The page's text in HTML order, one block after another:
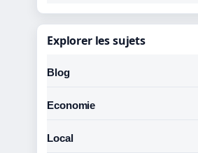
Explorer les sujets
Blog
Economie
Local